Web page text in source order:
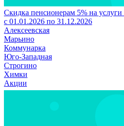
Скидка пенсионерам 5% на
с 01.01.2026 по 31.12.2026
Алексеевская
Марьино
Коммунарка
Юго-Западная
Строгино
Химки
Акции